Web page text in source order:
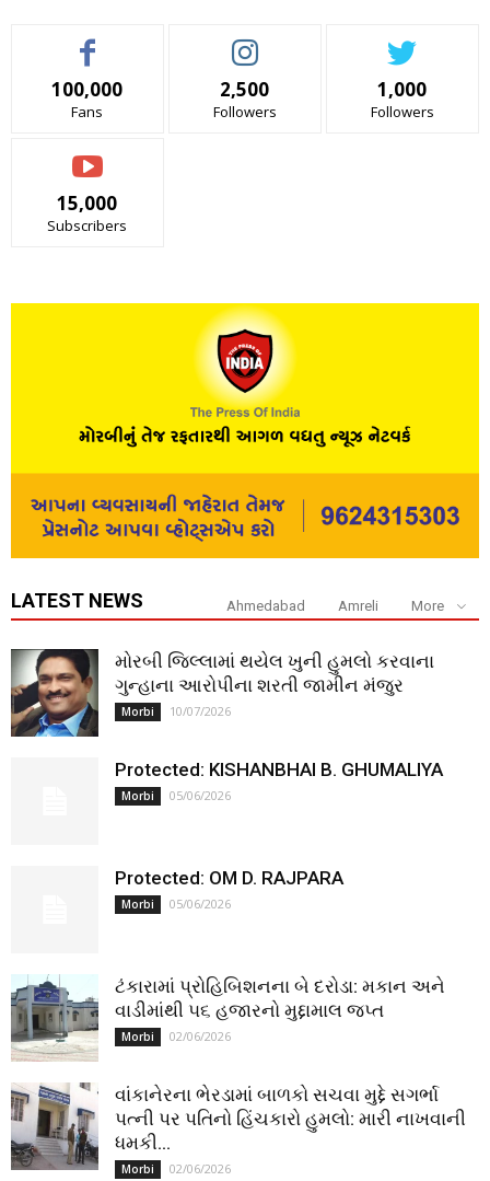
100,000
Fans
2,500
Followers
1,000
Followers
15,000
Subscribers
LATEST NEWS Ahmedabad Amreli More
મોરબી જિલ્લામાં થયેલ ખુની હુમલો કરવાના
ગુન્હાના આરોપીના શરતી જામીન મંજુર
Morbi 10/07/2026
Protected: KISHANBHAI B. GHUMALIYA
Morbi 05/06/2026
Protected: OM D. RAJPARA
Morbi 05/06/2026
ટંકારામાં પ્રોહિબિશનના બે દરોડા: મકાન અને
વાડીમાંથી ૫૬ હજારનો મુદ્દામાલ જપ્ત
Morbi 02/06/2026
વાંકાનેરના ભેરડામાં બાળકો સચવા મુદ્દે સગર્ભા
પત્ની પર પતિનો હિંચકારો હુમલો: મારી નાખવાની
ધમકી...
Morbi 02/06/2026